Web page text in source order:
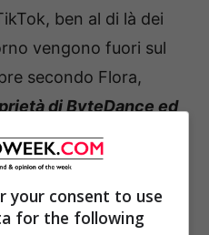
ben al di là dei
vengono fuori sul
secondo Flora,
di ByteDance ed
grossi problemi ai
allora svelato il
vorrebbero
tanto caro a
your consent to use
for the following